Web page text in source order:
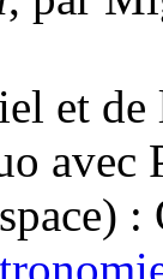
et de
avec
: